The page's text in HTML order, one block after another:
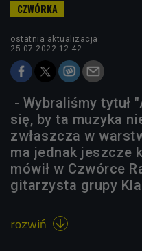
ostatnia aktualizacja:
25.07.2022 12:42
- Wybraliśmy tytuł
się, by ta muzyka
zwłaszcza w
ma jednak jeszcze
mówił w Czwórce
gitarzysta grupy
rozwiń 